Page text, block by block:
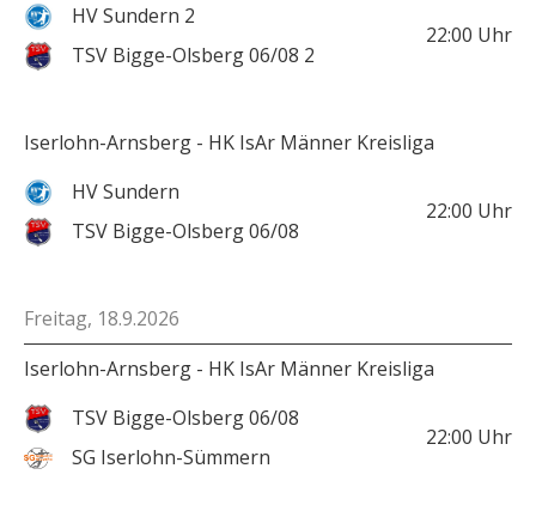
HV Sundern 2
TSV Bigge-Olsberg 06/08 2
22:00 Uhr
Iserlohn-Arnsberg - HK IsAr Männer Kreisliga
HV Sundern
TSV Bigge-Olsberg 06/08
22:00 Uhr
Freitag, 18.9.2026
Iserlohn-Arnsberg - HK IsAr Männer Kreisliga
TSV Bigge-Olsberg 06/08
SG Iserlohn-Sümmern
22:00 Uhr